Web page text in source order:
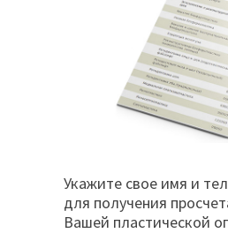
Укажите свое имя и
для получения
Вашей пластической